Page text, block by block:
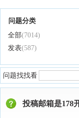
问题分类
全部(7014)
发表(587)
问题找找看
投稿邮箱是178